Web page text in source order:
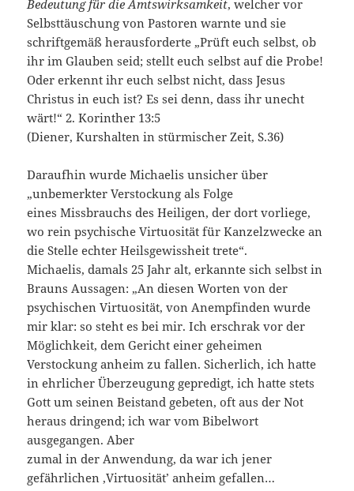
Bedeutung für die Amtswirksamkeit, welcher vor
Selbsttäuschung von Pastoren warnte und sie
schriftgemäß herausforderte „Prüft euch selbst, ob
ihr im Glauben seid; stellt euch selbst auf die Probe!
Oder erkennt ihr euch selbst nicht, dass Jesus
Christus in euch ist? Es sei denn, dass ihr unecht
wärt!“ 2. Korinther 13:5
(Diener, Kurshalten in stürmischer Zeit, S.36)
Daraufhin wurde Michaelis unsicher über
„unbemerkter Verstockung als Folge
eines Missbrauchs des Heiligen, der dort vorliege,
wo rein psychische Virtuosität für Kanzelzwecke an
die Stelle echter Heilsgewissheit trete“.
Michaelis, damals 25 Jahr alt, erkannte sich selbst in
Brauns Aussagen: „An diesen Worten von der
psychischen Virtuosität, von Anempfinden wurde
mir klar: so steht es bei mir. Ich erschrak vor der
Möglichkeit, dem Gericht einer geheimen
Verstockung anheim zu fallen. Sicherlich, ich hatte
in ehrlicher Überzeugung gepredigt, ich hatte stets
Gott um seinen Beistand gebeten, oft aus der Not
heraus dringend; ich war vom Bibelwort
ausgegangen. Aber
zumal in der Anwendung, da war ich jener
gefährlichen ‚Virtuosität’ anheim gefallen…